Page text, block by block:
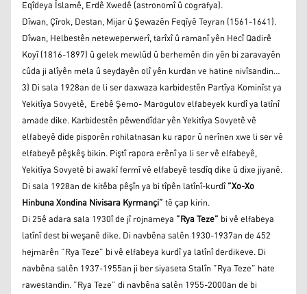
Eqîdeya Îslamê, Erdê Xwedê (astronomî û cografya).
Dîwan, Çîrok, Destan, Mijar û Şewazên Feqîyê Teyran (1561-1641).
Dîwan, Helbestên neteweperwerî, tarîxî û ramanî yên Hecî Qadirê
Koyî (1816-1897) û gelek mewlûd û berhemên din yên bi zaravayên
cûda ji alîyên mela û seydayên olî yên kurdan ve hatine nivîsandin…
3) Di sala 1928an de li ser daxwaza karbidestên Partîya Kominîst ya
Yekitîya Sovyetê, Erebê Şemo- Marogulov elfabeyek kurdî ya latînî
amade dike. Karbidestên pêwendîdar yên Yekitîya Sovyetê vê
elfabeyê dide pisporên rohilatnasan ku rapor û nerînen xwe li ser vê
elfabeyê pêşkêş bikin. Piştî rapora erênî ya li ser vê elfabeyê,
Yekitîya Sovyetê bi awakî fermî vê elfabeyê tesdîq dike û dixe jiyanê.
Di sala 1928an de kitêba pêşîn ya bi tîpên latînî-kurdî”Xo-Xo
Hinbuna Xondina Nivisara Kyrmançi”tê çap kirin.
Di 25ê adara sala 1930î de jî rojnameya ”Rya Teze” bi vê elfabeya
latînî dest bi weşanê dike. Di navbêna salên 1930-1937an de 452
hejmarên ”Rya Teze” bi vê elfabeya kurdî ya latînî derdikeve. Di
navbêna salên 1937-1955an ji ber siyaseta Stalîn ”Rya Teze” hate
rawestandin. ”Rya Teze” di navbêna salên 1955-2000an de bi